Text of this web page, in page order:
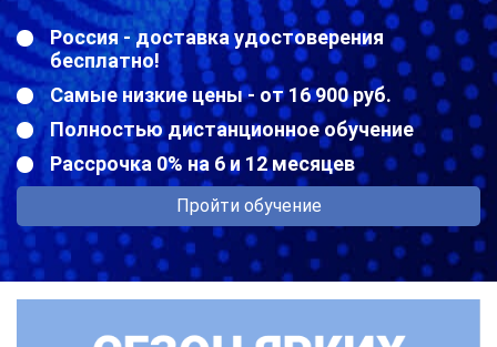
Россия - доставка удостоверения
бесплатно!
Самые низкие цены - от 16 900 руб.
Полностью дистанционное обучение
Рассрочка 0% на 6 и 12 месяцев
Пройти обучение